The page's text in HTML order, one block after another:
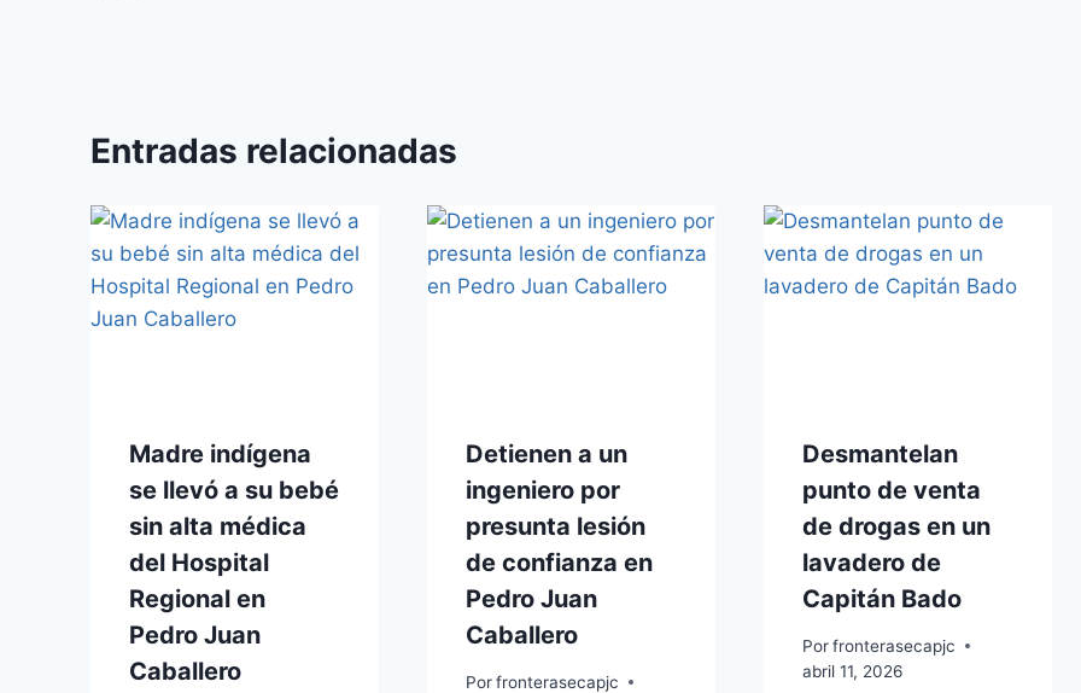
Entradas relacionadas
Madre indígena
se llevó a su bebé
sin alta médica
del Hospital
Regional en
Pedro Juan
Caballero
Detienen a un
ingeniero por
presunta lesión
de confianza en
Pedro Juan
Caballero
Porfronterasecapjc
Desmantelan
punto de venta
de drogas en un
lavadero de
Capitán Bado
Por fronterasecapjc
abril 11, 2026